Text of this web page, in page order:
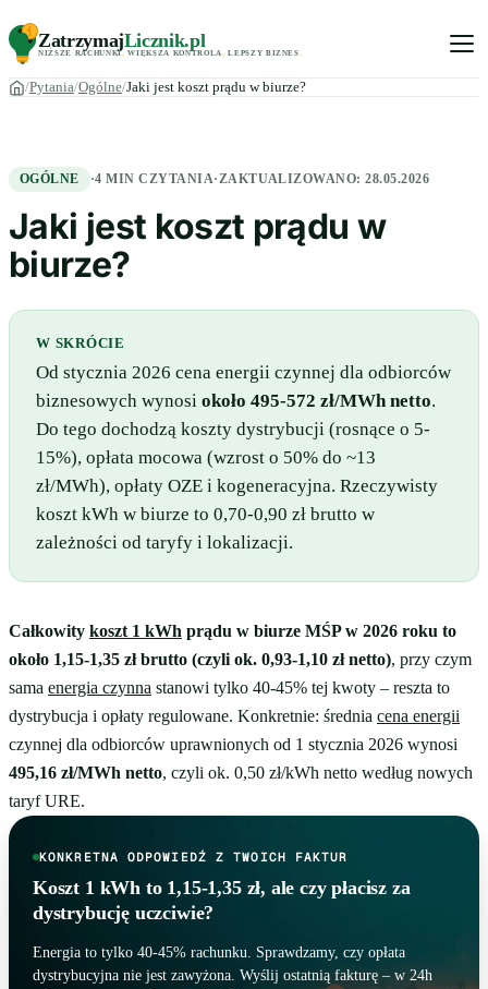
ZatrzymajLicznik.pl
NIŻSZE RACHUNKI. WIĘKSZA KONTROLA LEPSZY BIZNES
Pytania Ogólne Jaki jest koszt prądu w biurze?
OGÓLNE ·4 MIN CZYTANIA·ZAKTUALIZOWANO:28.05.2026
Jaki jest koszt prądu w
biurze?
W SKRÓCIE
Od stycznia 2026 cena energii czynnej dla odbiorców
biznesowych wynosi około 495-572 zł/MWh netto.
Do tego dochodzą koszty dystrybucji (rosnące o 5-
15%), opłata mocowa (wzrost o 50% do ~13
zł/MWh), opłaty OZE i kogeneracyjna. Rzeczywisty
koszt kWh w biurze to 0,70-0,90 zł brutto w
zależności od taryfy i lokalizacji.
Całkowity koszt 1 kWh prądu w biurze MŚP w 2026 roku to
około 1,15-1,35 zł brutto (czyli ok. 0,93-1,10 zł netto), przy czym
sama energia czynna stanowi tylko 40-45% tej kwoty – reszta to
dystrybucja i opłaty regulowane. Konkretnie: średnia cena energii
czynnej dla odbiorców uprawnionych od 1 stycznia 2026 wynosi
495,16 zł/MWh netto, czyli ok. 0,50 zł/kWh netto według nowych
taryf URE.
KONKRETNA ODPOWIEDŹ Z TWOICH FAKTUR
Koszt 1 kWh to 1,15-1,35 zł, ale czy płacisz za
dystrybucję uczciwie?
Energia to tylko 40-45% rachunku. Sprawdzamy, czy opłata
dystrybucyjna nie jest zawyżona. Wyślij ostatnią fakturę – w 24h